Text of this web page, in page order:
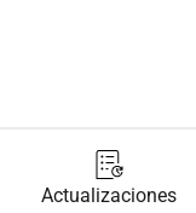
Actualizaciones